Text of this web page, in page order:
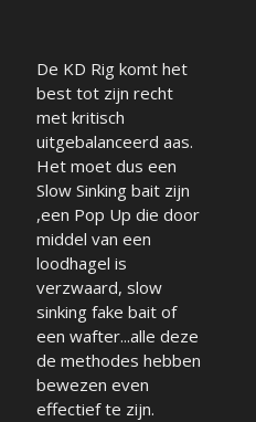
De KD Rig komt het
best tot zijn recht
met kritisch
uitgebalanceerd aas.
Het moet dus een
Slow Sinking bait zijn
,een Pop Up die door
middel van een
loodhagel is
verzwaard, slow
sinking fake bait of
een wafter...alle deze
de methodes hebben
bewezen even
effectief te zijn.